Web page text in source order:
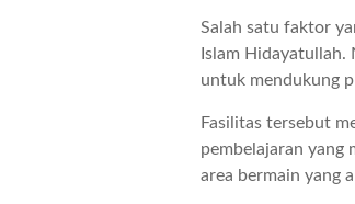
Salah satu faktor
Islam Hidayatullah.
untuk mendukung
Fasilitas tersebut
pembelajaran yang
area bermain yang